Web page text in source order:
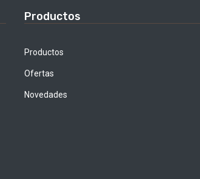
Productos
Productos
Ofertas
Novedades